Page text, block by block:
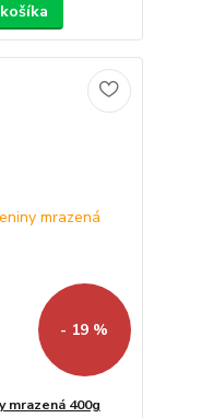
- 19 %
mrazená 400g